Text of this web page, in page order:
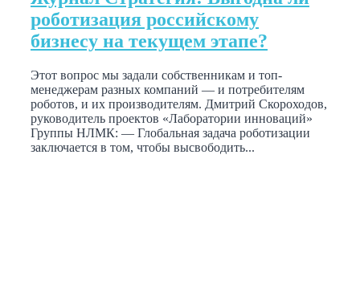
роботизация российскому
бизнесу на текущем этапе?
Этот вопрос мы задали собственникам и топ-
менеджерам разных компаний — и потребителям
роботов, и их производителям. Дмитрий Скороходов,
руководитель проектов «Лаборатории инноваций»
Группы НЛМК: — Глобальная задача роботизации
заключается в том, чтобы высвободить...